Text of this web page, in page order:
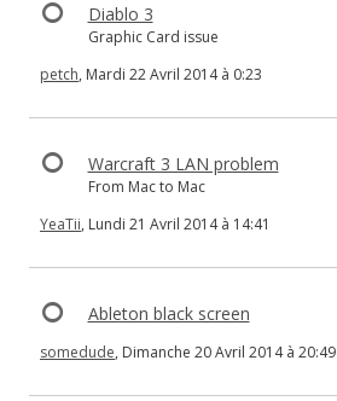
Diablo 3
Graphic Card issue
petch, Mardi 22 Avril 2014 à 0:23
Warcraft 3 LAN problem
From Mac to Mac
YeaTii, Lundi 21 Avril 2014 à 14:41
Ableton black screen
somedude, Dimanche 20 Avril 2014 à 20:49